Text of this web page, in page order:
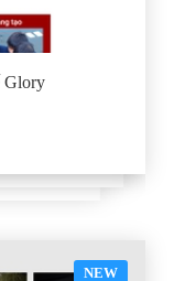
Glory
NEW